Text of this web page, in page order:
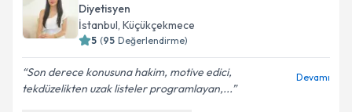
Diyetisyen
İstanbul, Küçükçekmece
5 (95 Değerlendirme)
Son derece konusuna hakim, motive edici,
tekdüzelikten uzak listeler programlayan,...
Devamı